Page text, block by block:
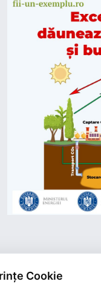
Cookie